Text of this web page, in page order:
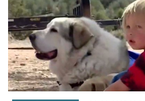
pravi Dori, "a ta bolezen je